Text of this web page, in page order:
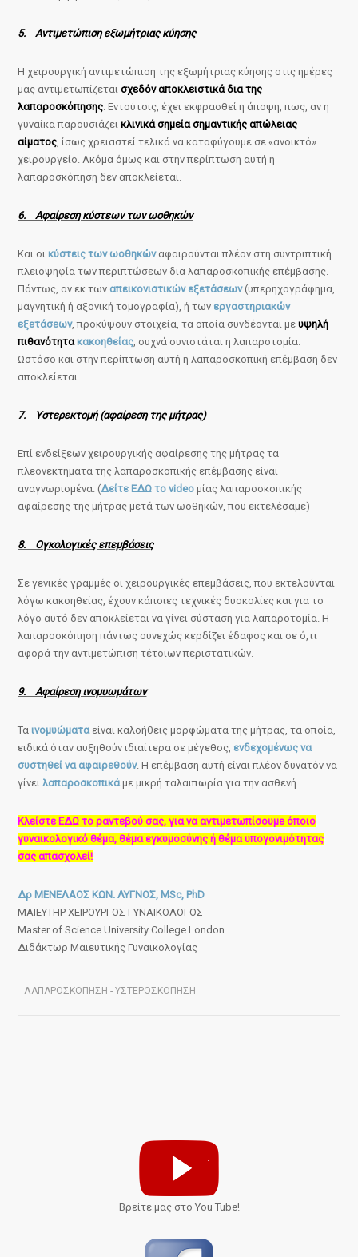
5. Αντιμετώπιση εξωμήτριας κύησης
Η χειρουργική αντιμετώπιση της εξωμήτριας κύησης στις ημέρες
μας αντιμετωπίζεταισχεδόν αποκλειστικά δια της
λαπαροσκόπησης. Εντούτοις, έχει εκφρασθεί η άποψη, πως, αν η
γυναίκα παρουσιάζεικλινικά σημεία σημαντικής απώλειας
αίματος, ίσως χρειαστεί τελικά να καταφύγουμε σε «ανοικτό»
χειρουργείο. Ακόμα όμως και στην περίπτωση αυτή η
λαπαροσκόπηση δεν αποκλείεται.
6. Αφαίρεση κύστεων των ωοθηκών
Και οικύστεις των ωοθηκώναφαιρούνται πλέον στη συντριπτική
πλειοψηφία των περιπτώσεων δια λαπαροσκοπικής επέμβασης.
Πάντως, αν εκ των απεικονιστικών εξετάσεων(υπερηχογράφημα,
μαγνητική ή αξονική τομογραφία), ή των εργαστηριακών
εξετάσεων, προκύψουν στοιχεία, τα οποία συνδέονται μευψηλή
πιθανότητακακοηθείας, συχνά συνιστάται η λαπαροτομία.
Ωστόσο και στην περίπτωση αυτή η λαπαροσκοπική επέμβαση δεν
αποκλείεται.
7. Υστερεκτομή (αφαίρεση της μήτρας)
Επί ενδείξεων χειρουργικής αφαίρεσης της μήτρας τα
πλεονεκτήματα της λαπαροσκοπικής επέμβασης είναι
αναγνωρισμένα. (Δείτε ΕΔΩ το video μίας λαπαροσκοπικής
αφαίρεσης της μήτρας μετά των ωοθηκών, που εκτελέσαμε)
8. Ογκολογικές επεμβάσεις
Σε γενικές γραμμές οι χειρουργικές επεμβάσεις, που εκτελούνται
λόγω κακοηθείας, έχουν κάποιες τεχνικές δυσκολίες και για το
λόγο αυτό δεν αποκλείεται να γίνει σύσταση για λαπαροτομία. Η
λαπαροσκόπηση πάντως συνεχώς κερδίζει έδαφος και σε ό,τι
αφορά την αντιμετώπιση τέτοιων περιστατικών.
9. Αφαίρεση ινομυωμάτων
Ταινομυώματα είναι καλοήθεις μορφώματα της μήτρας, τα οποία,
ειδικά όταν αυξηθούν ιδιαίτερα σε μέγεθος, ενδεχομένως να
συστηθεί να αφαιρεθούν. Η επέμβαση αυτή είναι πλέον δυνατόν να
γίνειλαπαροσκοπικά με μικρή ταλαιπωρία για την ασθενή.
Κλείστε ΕΔΩ το ραντεβού σας, για να αντιμετωπίσουμε όποιο
γυναικολογικό θέμα, θέμα εγκυμοσύνης ή θέμα υπογονιμότητας
σας απασχολεί!
Δρ ΜΕΝΕΛΑΟΣ ΚΩΝ. ΛΥΓΝΟΣ, MSc, PhD
ΜΑΙΕΥΤΗΡ ΧΕΙΡΟΥΡΓΟΣ ΓΥΝΑΙΚΟΛΟΓΟΣ
Master of Science University College London
Διδάκτωρ Μαιευτικής Γυναικολογίας
ΛΑΠΑΡΟΣΚΟΠΗΣΗ - ΥΣΤΕΡΟΣΚΟΠΗΣΗ
Bρείτε μας στο You Tube!